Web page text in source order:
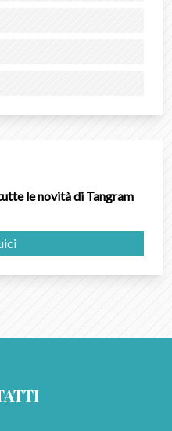
le novità di Tangram